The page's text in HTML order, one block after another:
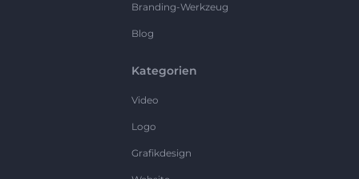
Branding-Werkzeug
Blog
Kategorien
Video
Logo
Grafikdesign